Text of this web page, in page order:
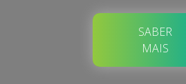
SABER
MAIS